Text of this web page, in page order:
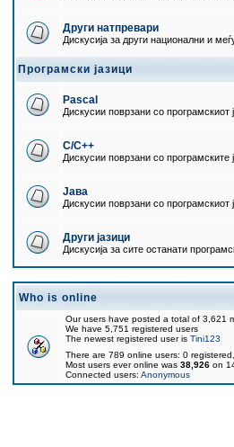
Други натпревари
Дискусија за други национални и
Програмски јазици
Pascal
Дискусии поврзани со програмскиот
C/C++
Дискусии поврзани со програмските
Јава
Дискусии поврзани со програмскиот
Други јазици
Дискусија за сите останати
Who is online
Our users have posted a total of 3,621
We have 5,751 registered users
The newest registered user is Tini123
There are 789 online users: 0
Most users ever online was 38,926 on
Connected users: Anonymous